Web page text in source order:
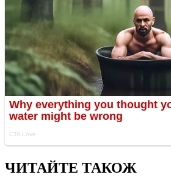
ЧИТАЙТЕ ТАКОЖ